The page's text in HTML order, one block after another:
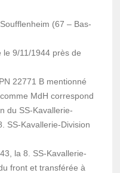
(67 – Bas-
9/11/1944 près de
22771 B mentionné
MdH correspond
du SS-Kavallerie-
SS-Kavallerie-Division
la 8. SS-Kavallerie-
front et transférée à